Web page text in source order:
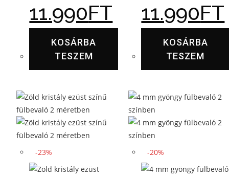
11.990FT
KOSÁRBA
TESZEM
11.990FT
KOSÁRBA
TESZEM
-23% -20%